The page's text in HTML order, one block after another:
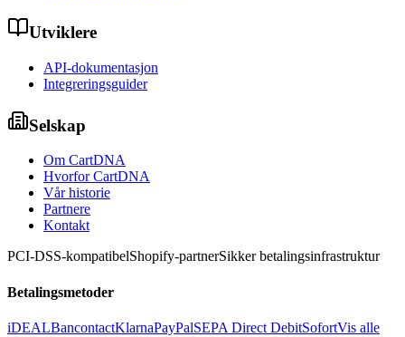
Utviklere
API-dokumentasjon
Integreringsguider
Selskap
Om CartDNA
Hvorfor CartDNA
Vår historie
Partnere
Kontakt
PCI-DSS-kompatibelShopify-partnerSikker betalingsinfrastruktur
Betalingsmetoder
iDEALBancontactKlarnaPayPalSEPA Direct DebitSofortVis alle